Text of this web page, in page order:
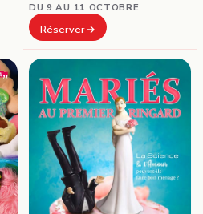
DU 9 AU 11 OCTOBRE
Réserver